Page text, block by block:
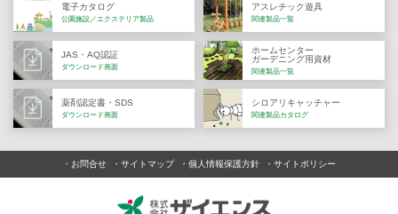
電子カタログ
公園施設／エクステリア製品
アスレチック遊具
関連製品一覧
JAS・AQ認証
ダウンロード画面
ホームセンター
ガーデニング用資材
関連製品一覧
薬剤認定書・SDS
ダウンロード画面
シロアリキャッチャー
関連製品カタログ
お問合せ サイトマップ 個人情報保護方針 サイトポリシー